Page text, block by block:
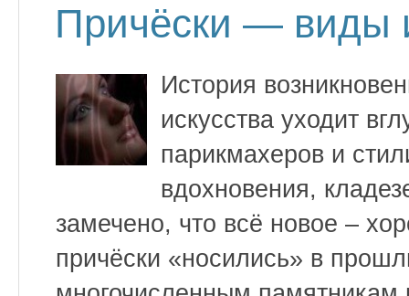
Причёски — виды
История
искусства уходит
парикмахеров и
вдохновения,
замечено, что всё новое –
причёски «носились» в